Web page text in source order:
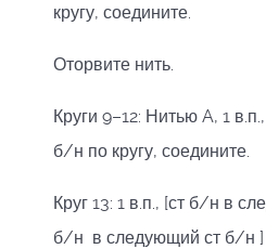
кругу, соедините.
Оторвите нить.
Круги 9–12: Нитью A, 1
б/н по кругу, соедините.
Круг 13: 1 в.п., [ст б/н в
б/н в следующий ст б/н ]